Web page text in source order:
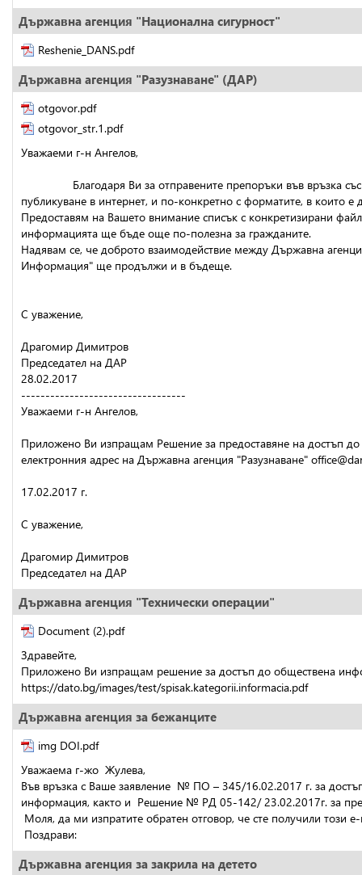
Държавна агенция "Национална сигурност"
Reshenie_DANS.pdf
Държавна агенция "Разузнаване" (ДАР)
otgovor.pdf
otgovor_str.1.pdf
Уважаеми г-н Ангелов,
Благодаря Ви за отправените препоръки във връзка със
публикуване в интернет, и по-конкретно с форматите, в които е
Предоставям на Вашето внимание списък с конкретизирани
информацията ще бъде още по-полезна за гражданите.
Надявам се, че доброто взаимодействие между Държавна
Информация" ще продължи и в бъдеще.
С уважение,
Драгомир Димитров
Председател на ДАР
28.02.2017
----------------------------------
Уважаеми г-н Ангелов,
Приложено Ви изпращам Решение за предоставяне на достъп
електронния адрес на Държавна агенция "Разузнаване"
17.02.2017 г.
С уважение,
Драгомир Димитров
Председател на ДАР
Държавна агенция "Технически операции"
Document (2).pdf
Здравейте,
Приложено Ви изпращам решение за достъп до обществена
https://dato.bg/images/test/spisak.kategorii.informacia.pdf
Държавна агенция за бежанците
img DOI.pdf
Уважаема г-жо  Жулева,
Във връзка с Ваше заявление  № ПО – 345/16.02.2017 г. за
информация, както и  Решение № РД 05-142/ 23.02.2017г. за
Моля, да ми изпратите обратен отговор, че сте получили този
Поздрави:
Държавна агенция за закрила на детето